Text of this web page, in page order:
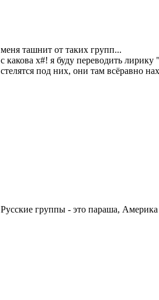
меня ташнит от таких групп...
с какова х#! я буду переводить
стелятся под них, они там всёравно
Русские группы - это параша,